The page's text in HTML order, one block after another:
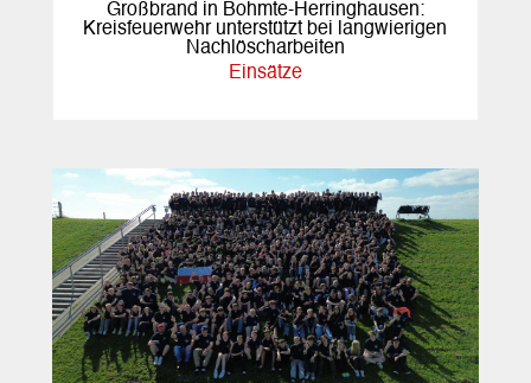
Großbrand in Bohmte-Herringhausen:
Kreisfeuerwehr unterstützt bei langwierigen
Nachlöscharbeiten
Einsätze